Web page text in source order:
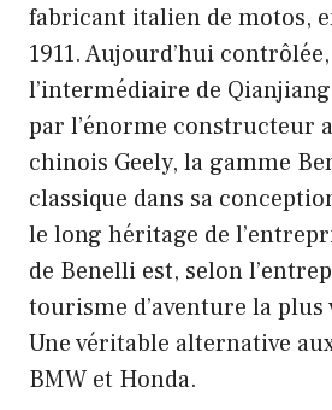
fabricant italien de motos,
1911. Aujourd’hui
l’intermédiaire de
par l’énorme constructeur
chinois Geely, la gamme
classique dans sa
le long héritage de
de Benelli est, selon
tourisme d’aventure la plus
Une véritable alternative
BMW et Honda.